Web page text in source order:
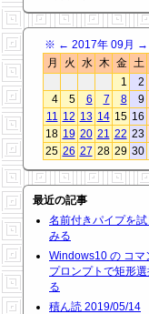
※ ← 2017年 09月 →
月
火 水 木 金 土
1
2
4
5 6 7 8 9
11 12 13 14 15 16
18 19 20 21 22 23
25 26 27 28 29 30
最近の記事
名前付きパイプを試
みる
Windows10 の コマ
プロンプトで矩形
る
積ん読 2019/05/14